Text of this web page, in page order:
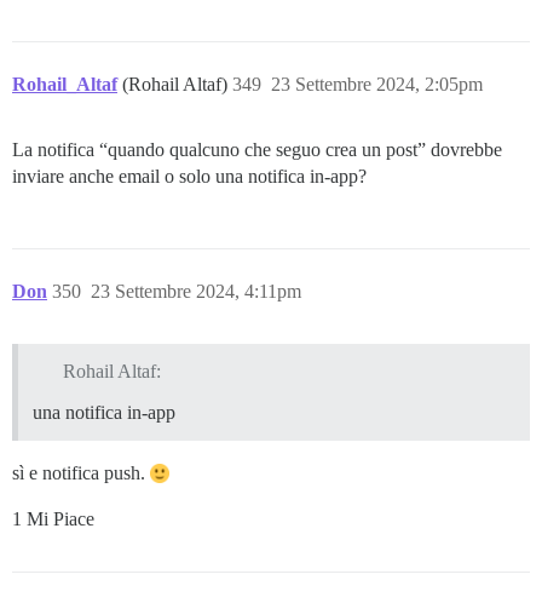
Rohail_Altaf (Rohail Altaf) 23 Settembre 2024, 2:05pm
349
La notifica “quando qualcuno che seguo crea un post” dovrebbe
inviare anche email o solo una notifica in-app?
Don 23 Settembre 2024, 4:11pm
350
Rohail Altaf:
una notifica in-app
sì e notifica push.
1 Mi Piace